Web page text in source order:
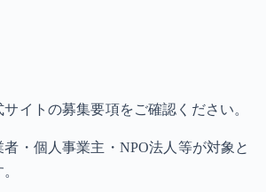
イトの募集要項をご確認ください。
・個人事業主・NPO法人等が対象と